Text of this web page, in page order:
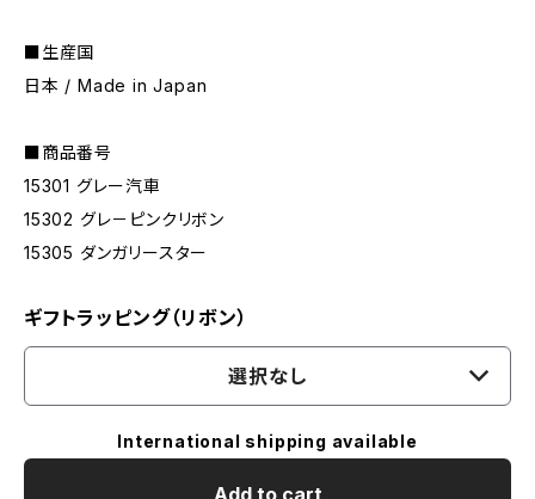
■生産国
日本 / Made in Japan
■商品番号
15301 グレー汽車
15302 グレ－ピンクリボン
15305 ダンガリースター
ギフトラッピング（リボン）
選択なし
International shipping available
Add to cart